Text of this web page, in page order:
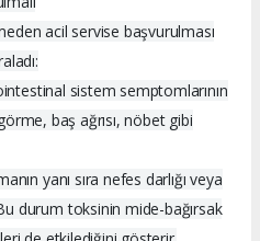
acil servise başvurulması
sistem semptomlarının
baş ağrısı, nöbet gibi
yanı sıra nefes darlığı veya
durum toksinin mide-bağırsak